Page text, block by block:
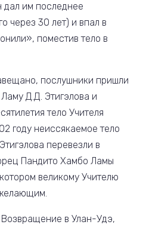
дал им последнее
через 30 лет) и впал в
поместив тело в
послушники пришли
Д.Д. Этигэлова и
тело Учителя
году неиссякаемое тело
перевезли в
Пандито Хамбо Ламы
великому Учителю
в Улан-Удэ,